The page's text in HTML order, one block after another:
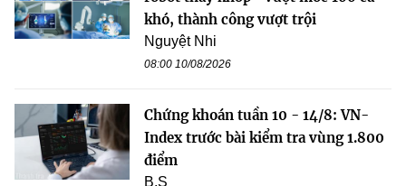
khó, thành công vượt trội
Nguyệt Nhi
08:00 10/08/2026
Chứng khoán tuần 10 - 14/8: VN-
Index trước bài kiểm tra vùng 1.800
điểm
B.S